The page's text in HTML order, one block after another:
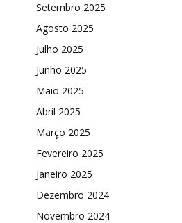
Setembro 2025
Agosto 2025
Julho 2025
Junho 2025
Maio 2025
Abril 2025
Março 2025
Fevereiro 2025
Janeiro 2025
Dezembro 2024
Novembro 2024